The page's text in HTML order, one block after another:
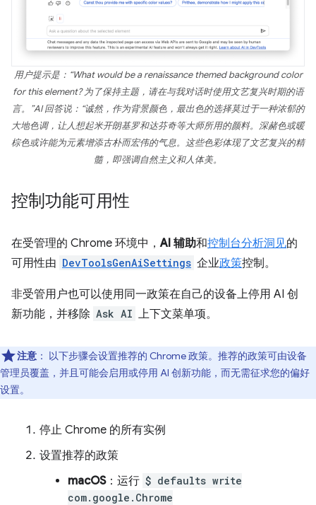
用户提示是：“What would be a renaissance themed background color
for this element? 为了保持主题，请在与我对话时使用文艺复兴时期的语
言。”AI 回答说：“诚然，作为背景颜色，最出色的选择莫过于一种浓郁的
大地色调，让人想起米开朗基罗和达芬奇等大师所用的颜料。深赭色或暖
棕色或许能为元素增添古朴而宏伟的气息。这些色彩体现了文艺复兴的精
髓，即强调自然主义和人体美。
控制功能可用性
在受管理的 Chrome 环境中，AI 辅助和控制台分析洞见的
可用性由 DevToolsGenAiSettings 企业政策控制。
非受管用户也可以使用同一政策在自己的设备上停用 AI 创
新功能，并移除 Ask AI 上下文菜单项。
注意 ： 以下步骤会设置推荐的 Chrome 政策。推荐的政策可由设备
管理员覆盖，并且可能会启用或停用 AI 创新功能，而无需征求您的偏好
设置。
停止 Chrome 的所有实例
设置推荐的政策
macOS：运行 $ defaults write
com.google.Chrome